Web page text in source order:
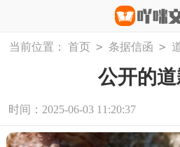
当前位置： 首页 > 条据信函 >
公开的
时间：2025-06-03 11:20:37